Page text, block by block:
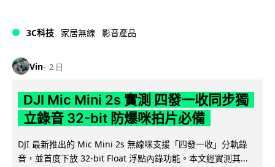
3C科技 家居無線 影音產品
Vin 2 日
DJI Mic Mini 2s 實測 四發一收同步獨
立錄音 32-bit 防爆咪拍片必備
DJI 最新推出的 Mic Mini 2s 無線咪支援「四發一收」分軌錄
音，並首度下放 32-bit Float 浮點內錄功能。本文經實測其...